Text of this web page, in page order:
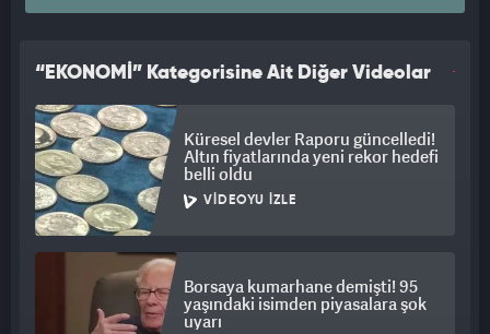
“EKONOMİ” Kategorisine Ait Diğer Videolar
Küresel devler Raporu güncelledi!
Altın fiyatlarında yeni rekor hedefi
belli oldu
VIDEOYU İZLE
Borsaya kumarhane demişti! 95
yaşındaki isimden piyasalara şok
uyarı